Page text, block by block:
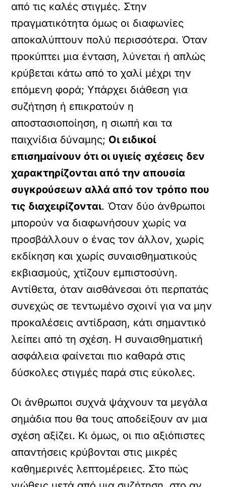
από τις καλές στιγμές. Στην
πραγματικότητα όμως οι διαφωνίες
αποκαλύπτουν πολύ περισσότερα. Όταν
προκύπτει μια ένταση, λύνεται ή απλώς
κρύβεται κάτω από το χαλί μέχρι την
επόμενη φορά; Υπάρχει διάθεση για
συζήτηση ή επικρατούν η
αποστασιοποίηση, η σιωπή και τα
παιχνίδια δύναμης; Οι ειδικοί
επισημαίνουν ότι οι υγιείς σχέσεις δεν
χαρακτηρίζονται από την απουσία
συγκρούσεων αλλά από τον τρόπο που
τις διαχειρίζονται. Όταν δύο άνθρωποι
μπορούν να διαφωνήσουν χωρίς να
προσβάλλουν ο ένας τον άλλον, χωρίς
εκδίκηση και χωρίς συναισθηματικούς
εκβιασμούς, χτίζουν εμπιστοσύνη.
Αντίθετα, όταν αισθάνεσαι ότι περπατάς
συνεχώς σε τεντωμένο σχοινί για να μην
προκαλέσεις αντίδραση, κάτι σημαντικό
λείπει από τη σχέση. Η συναισθηματική
ασφάλεια φαίνεται πιο καθαρά στις
δύσκολες στιγμές παρά στις εύκολες.
Οι άνθρωποι συχνά ψάχνουν τα μεγάλα
σημάδια που θα τους αποδείξουν αν μια
σχέση αξίζει. Κι όμως, οι πιο αξιόπιστες
απαντήσεις κρύβονται στις μικρές
καθημερινές λεπτομέρειες. Στο πώς